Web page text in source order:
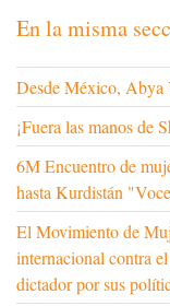
En la misma
Desde México, Abya
¡Fuera las manos de
6M Encuentro de
hasta Kurdistán
El Movimiento de
internacional contra
dictador por sus